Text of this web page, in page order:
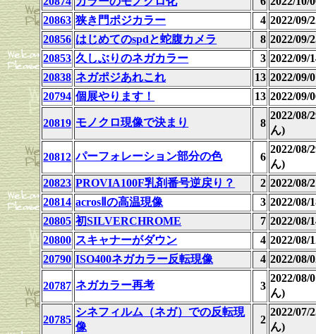
20863 狭き門ポジカラー 4 2022/09/
20856 はじめてのspdと蛇腹カメラ 8 2022/09/
20853 久しぶりのネガカラー 3 2022/09/
20838 ネガポジあれこれ 13 2022/09/
20794 個展やります！ 13 2022/09/
20819 モノクロ現像で決まり 8
2022/08/
ん)
20812 パーフォレーション部分の色 6
2022/08/
ん)
20823 PROVIA100F乳剤番号逆戻り？ 2 2022/08/
20814 acrosⅡの高温現像 3 2022/08/
20805 初SILVERCHROME 7 2022/08/
20800 スキャナーがダウン 4 2022/08/
20790 ISO400ネガカラー反転現像 4 2022/08/
20787 ネガカラー再考 3
2022/08/
ん)
20785
シネフィルム（ネガ）での反転現
像
2
2022/07/
ん)